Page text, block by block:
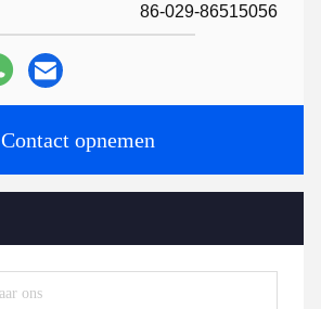
86-029-86515056
Contact opnemen